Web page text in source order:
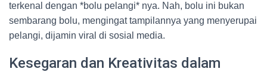
terkenal dengan *bolu pelangi* nya. Nah, bolu ini bukan
sembarang bolu, mengingat tampilannya yang menyerupai
pelangi, dijamin viral di sosial media.
Kesegaran dan Kreativitas dalam